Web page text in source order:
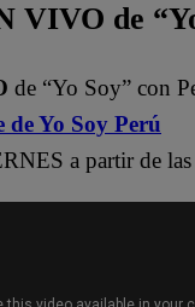
VIVO de
de “Yo Soy” con
de Yo Soy Perú
a partir de